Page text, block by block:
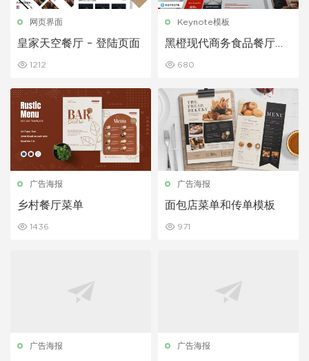
网页界面
皇家天空餐厅 – 登陆页面
1212
Keynote模板
黑橙现代商务食品餐厅演
680
广告海报
乡村餐厅菜单
1436
广告海报
面包店菜单和传单模板
971
广告海报 广告海报